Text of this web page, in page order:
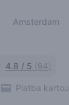
Amsterdam
4.8 / 5 (94)
Platba kartou